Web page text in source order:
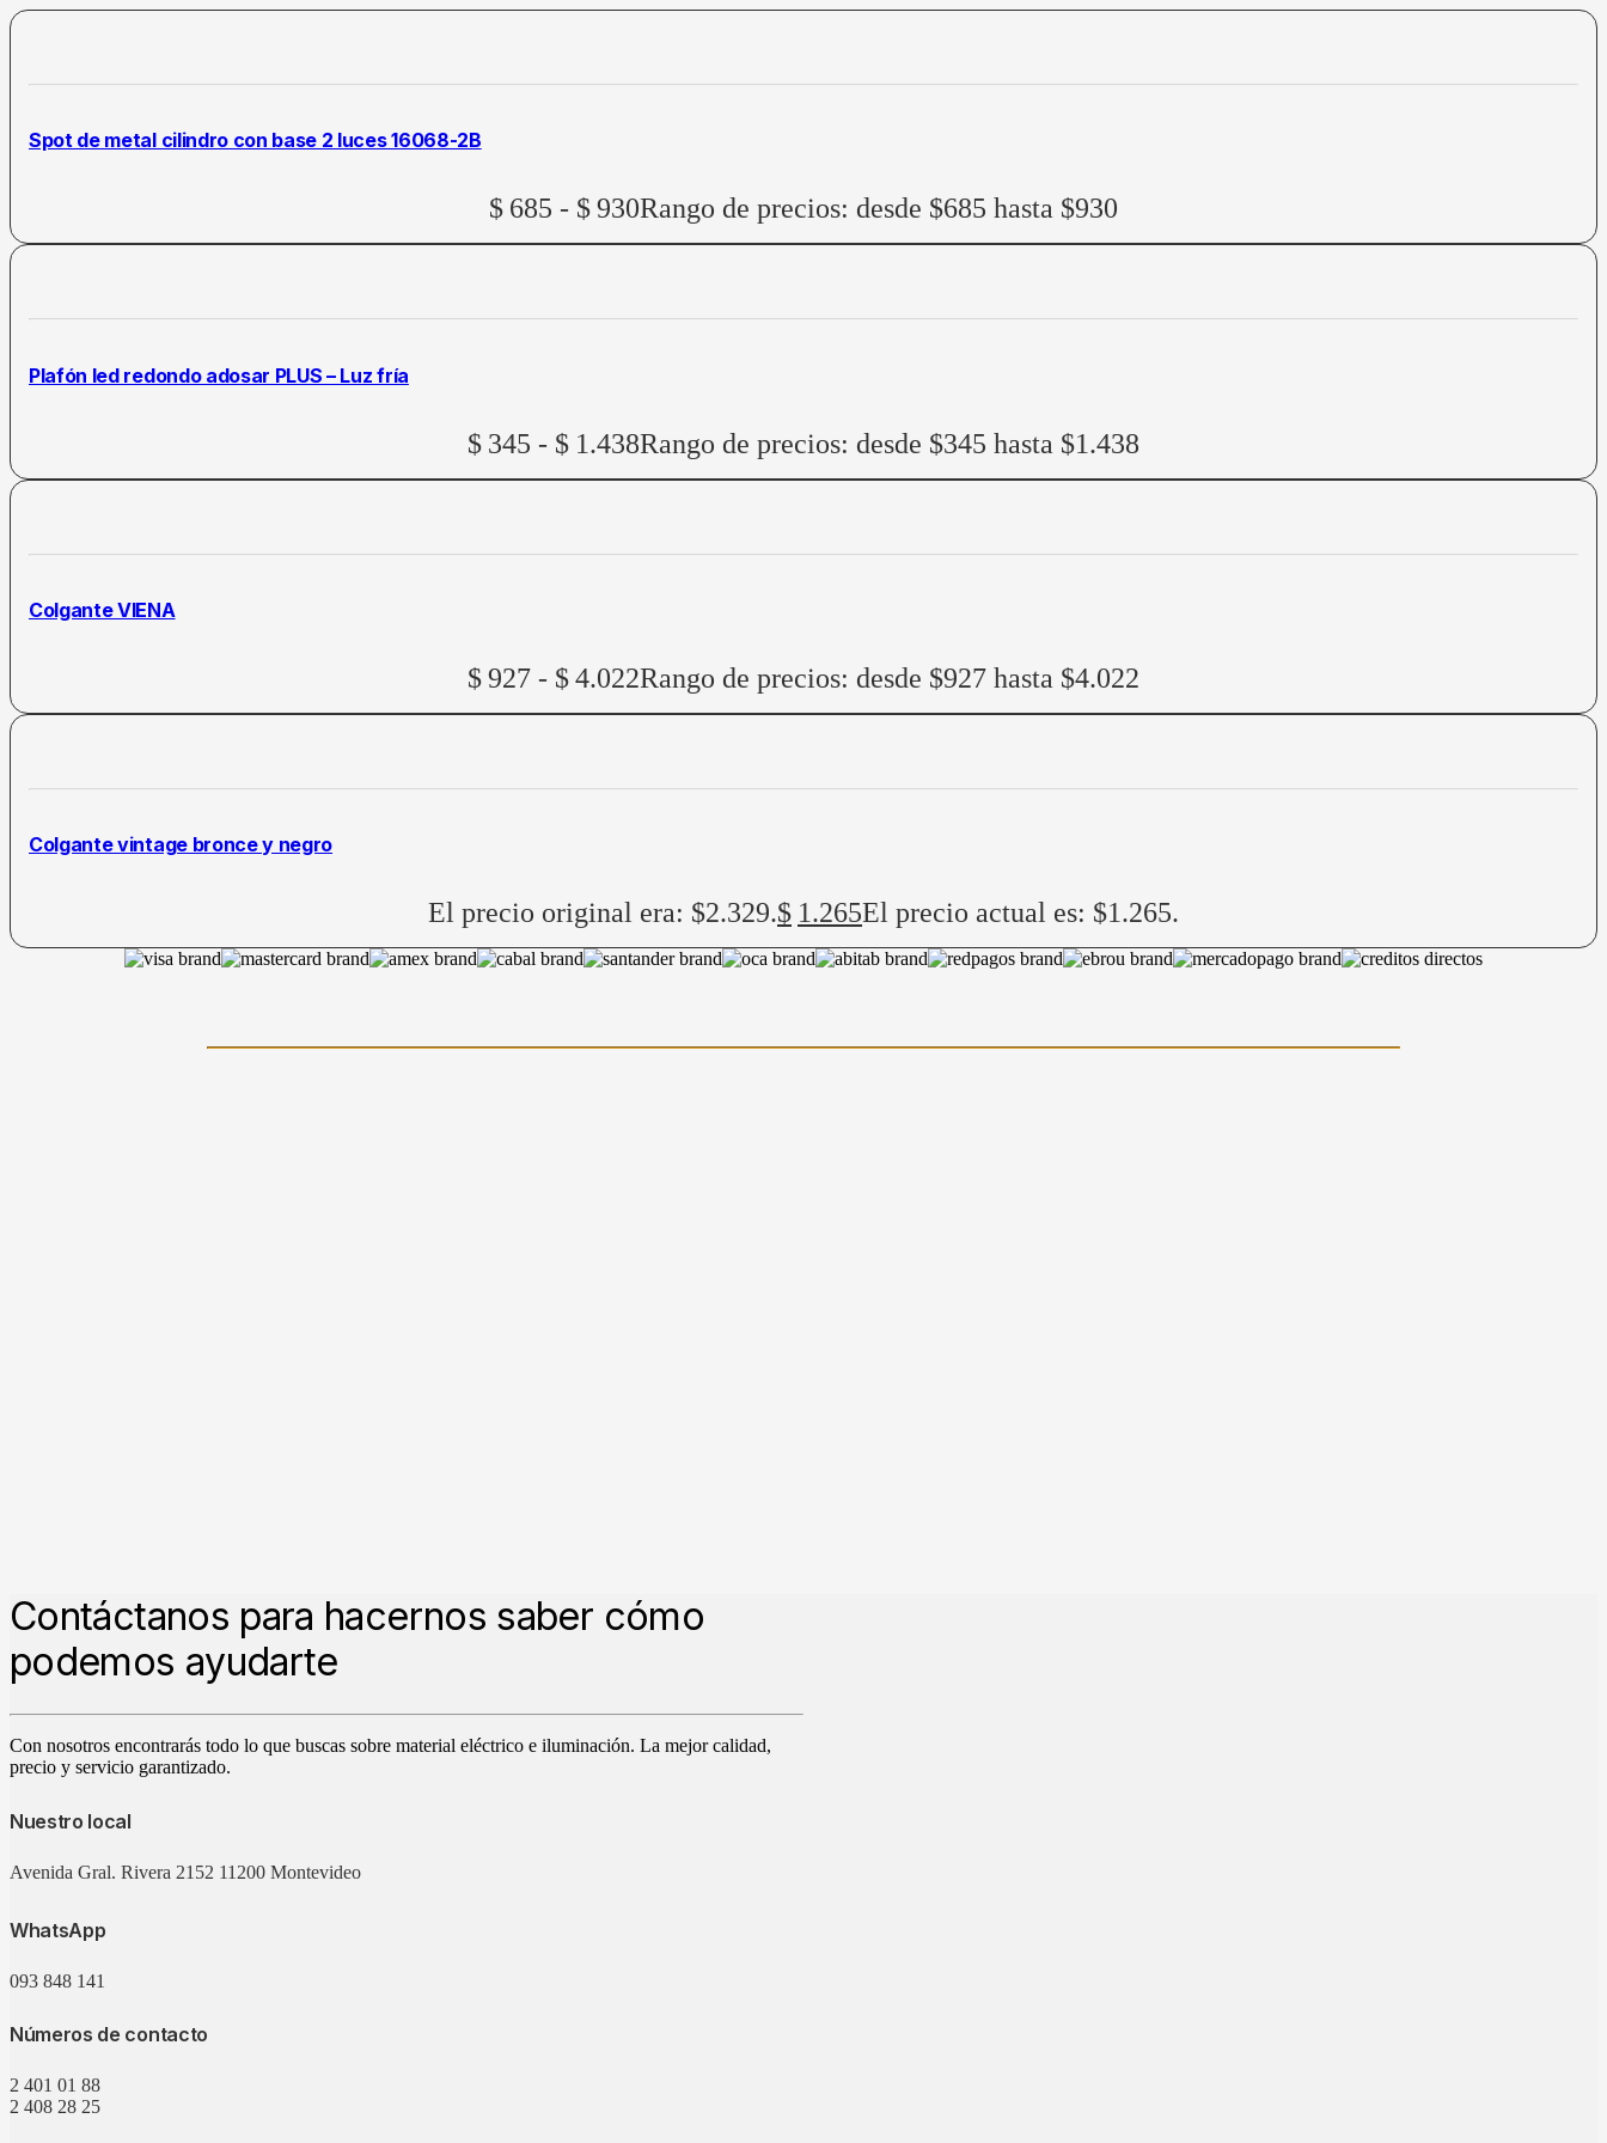
Spot de metal cilindro con base 2 luces 16068-2B
$ 685 - $930Rango de precios: desde $685 hasta $930
Plafón led redondo adosar PLUS – Luz fría
$ 345 - $ 1.438Rango de precios: desde $345 hasta $1.438
Colgante VIENA
$927 - $4.022Rango de precios: desde $927 hasta $4.022
Colgante vintage bronce y negro
El precio original era: $2.329.$ 1.265El precio actual es: $1.265.
Contáctanos para hacernos saber cómo
podemos ayudarte
Con nosotros encontrarás todo lo que buscas sobre material eléctrico e iluminación. La mejor calidad,
precio y servicio garantizado.
Nuestro local
Avenida Gral. Rivera 2152 11200 Montevideo
WhatsApp
093 848 141
Números de contacto
2 401 01 88
2 408 28 25